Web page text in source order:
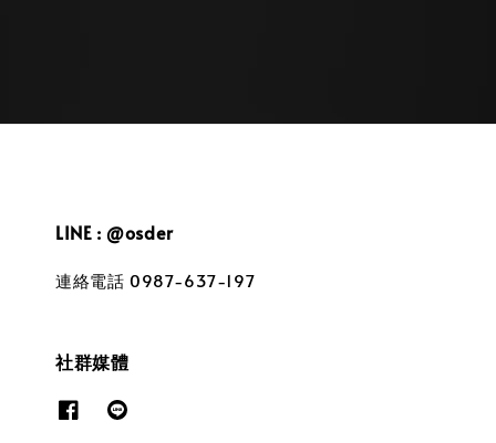
LINE : @osder
連絡電話 0987-637-197
社群媒體